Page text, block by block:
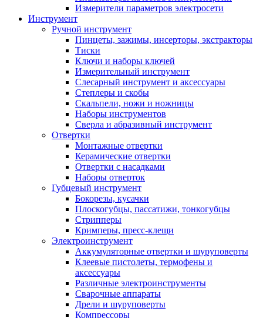
Измерители параметров электросети
Инструмент
Ручной инструмент
Пинцеты, зажимы, инсерторы, экстракторы
Тиски
Ключи и наборы ключей
Измерительный инструмент
Слесарный инструмент и аксессуары
Степлеры и скобы
Скальпели, ножи и ножницы
Наборы инструментов
Сверла и абразивный инструмент
Отвертки
Монтажные отвертки
Керамические отвертки
Отвертки с насадками
Наборы отверток
Губцевый инструмент
Бокорезы, кусачки
Плоскогубцы, пассатижи, тонкогубцы
Стрипперы
Кримперы, пресс-клещи
Электроинструмент
Аккумуляторные отвертки и шуруповерты
Клеевые пистолеты, термофены и
аксессуары
Различные электроинструменты
Сварочные аппараты
Дрели и шуруповерты
Компрессоры